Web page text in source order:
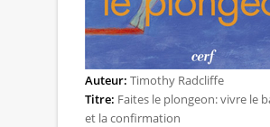
Auteur: Timothy Radcliffe
Titre: Faites le plongeon: vivre le
et la confirmation